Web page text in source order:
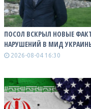
ПОСОЛ ВСКРЫЛ НОВЫЕ
НАРУШЕНИЙ В МИД
2026-08-04 16:30